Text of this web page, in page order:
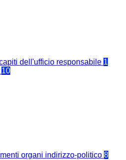
dell'ufficio responsabile 1
10
organi indirizzo-politico 8